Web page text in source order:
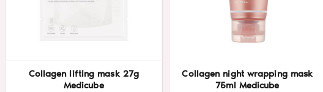
Collagen lifting mask 27g
Medicube
Collagen night wrapping mask
75ml Medicube